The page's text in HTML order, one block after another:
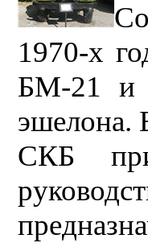
1970-х
БМ-21 и
эшелона.
СКБ